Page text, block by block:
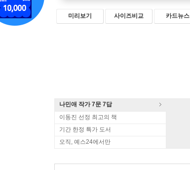
미리보기 사이즈비교 카드뉴스
나민애 작가 7문 7답
이동진 선정 최고의 책
기간 한정 특가 도서
오직, 예스24에서만